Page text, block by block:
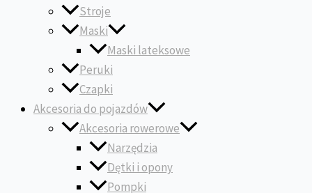
Stroje
Maski
Maski lateksowe
Peruki
Czapki
Akcesoria do pojazdów
Akcesoria rowerowe
Narzędzia
Dętki i opony
Pompki